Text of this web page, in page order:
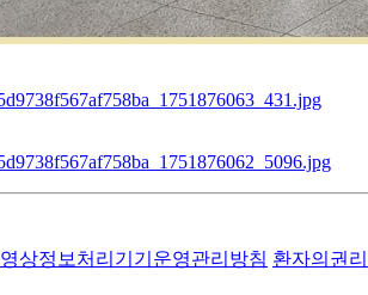
영상정보처리기기운영관리방침 환자의권